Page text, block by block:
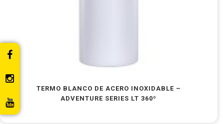
TERMO BLANCO DE ACERO INOXIDABLE –
ADVENTURE SERIES LT 360º